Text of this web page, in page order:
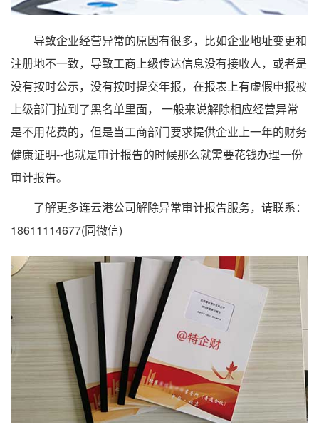
导致企业经营异常的原因有很多，比如企业地址变更和
注册地不一致，导致工商上级传达信息没有接收人，或者是
没有按时公示，没有按时提交年报，在报表上有虚假申报被
上级部门拉到了黑名单里面， 一般来说解除相应经营异常
是不用花费的，但是当工商部门要求提供企业上一年的财务
健康证明--也就是审计报告的时候那么就需要花钱办理一份
审计报告。
了解更多连云港公司解除异常审计报告服务，请联系：
18611114677(同微信)